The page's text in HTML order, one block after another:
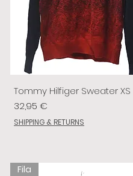
Tommy Hilfiger Sweater XS
Prix
32,95 €
SHIPPING & RETURNS
Fila